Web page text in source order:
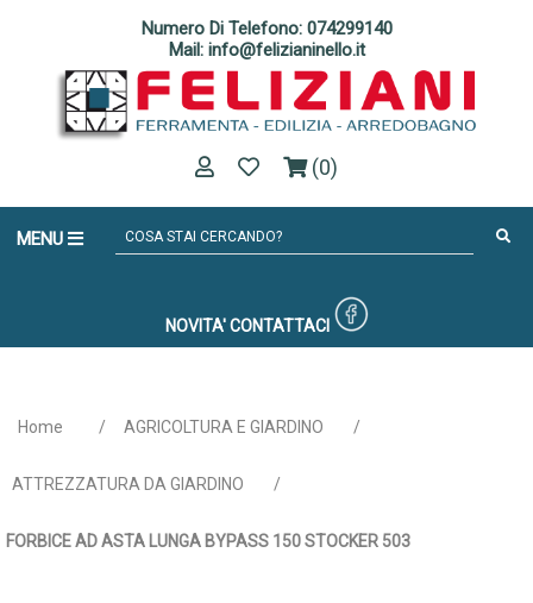
Numero Di Telefono: 074299140
Mail: info@felizianinello.it
(0)
MENU
NOVITA' CONTATTACI
Home / AGRICOLTURA E GIARDINO /
ATTREZZATURA DA GIARDINO /
FORBICE AD ASTA LUNGA BYPASS 150 STOCKER 503